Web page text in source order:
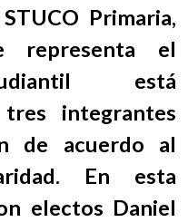
Primaria,
representa el
está
integrantes
de acuerdo al
En esta
electos Daniel